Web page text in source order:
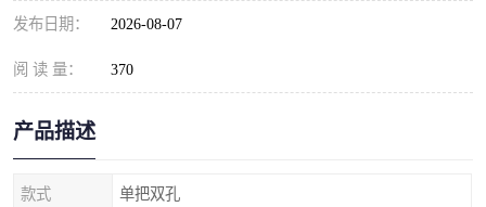
发布日期： 2026-08-07
阅 读 量： 370
产品描述
款式 单把双孔